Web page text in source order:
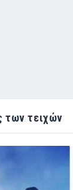
των τειχών